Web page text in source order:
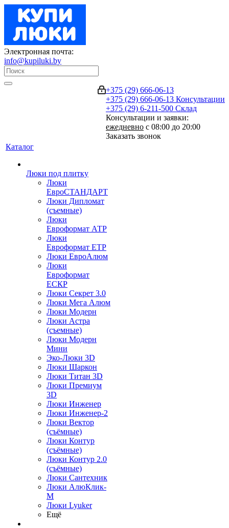
Электронная почта:
info@kupiluki.by
+375 (29) 666-06-13
+375 (29) 666-06-13 Консультации
+375 (29) 6-211-500 Склад
Консультации и заявки:
ежедневно с 08:00 до 20:00
Заказать звонок
Каталог
Люки под плитку
Люки
ЕвроСТАНДАРТ
Люки Дипломат
(съемные)
Люки
Евроформат АТР
Люки
Евроформат ЕТР
Люки ЕвроАлюм
Люки
Евроформат
ЕСКР
Люки Секрет 3.0
Люки Мега Алюм
Люки Модерн
Люки Астра
(съемные)
Люки Модерн
Мини
Эко-Люки 3D
Люки Шаркон
Люки Титан 3D
Люки Премиум
3D
Люки Инженер
Люки Инженер-2
Люки Вектор
(съёмные)
Люки Контур
(съёмные)
Люки Контур 2.0
(съёмные)
Люки Сантехник
Люки АлюКлик-
М
Люки Lyuker
Ещё